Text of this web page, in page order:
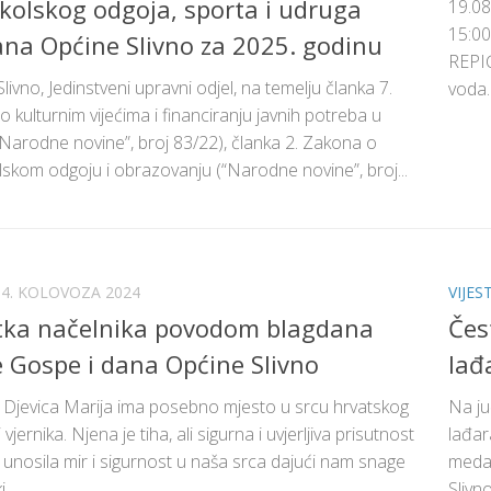
odgoja, sporta i udruga
Općine Slivno za 2025. godinu
Jedinstveni upravni odjel, na temelju članka 7.
kulturnim vijećima i financiranju javnih potreba u
novine”, broj 83/22), članka 2. Zakona o
odgoju i obrazovanju (“Narodne novine”, broj...
KOLOVOZA 2024
načelnika povodom blagdana
Gospe i dana Općine Slivno
Marija ima posebno mjesto u srcu hrvatskog
Njena je tiha, ali sigurna i uvjerljiva prisutnost
mir i sigurnost u naša srca dajući nam snage
Na